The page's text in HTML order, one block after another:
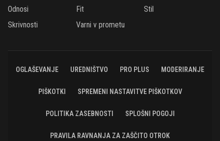
Odnosi
Fit
Stil
Skrivnosti
Varni v prometu
OGLAŠEVANJE UREDNIŠTVO PRO PLUS MODERIRANJE
PIŠKOTKI SPREMENI NASTAVITVE PIŠKOTKOV
POLITIKA ZASEBNOSTI SPLOŠNI POGOJI
PRAVILA RAVNANJA ZA ZAŠČITO OTROK